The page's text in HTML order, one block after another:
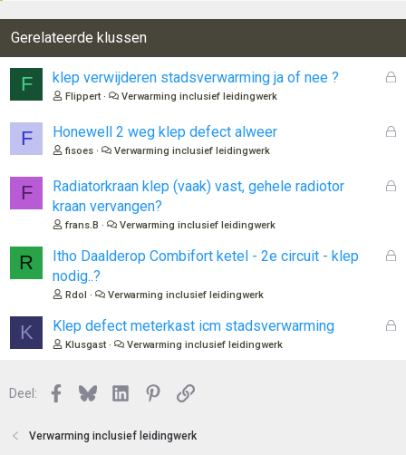
Gerelateerde klussen
F
G
n
klep verwijderen stadsverwarming ja of nee ?
Flippert Verwarming inclusief leidingwerk
F
G
Honewell 2 weg klep defect alweer
fisoes Verwarming inclusief leidingwerk
F
G
o
Radiatorkraan klep (vaak) vast, gehele radiotor
kraan vervangen?
frans.B Verwarming inclusief leidingwerk
R
G
o
Itho Daalderop Combifort ketel - 2e circuit - klep
nodig..?
Rdol Verwarming inclusief leidingwerk
K
G
Klep defect meterkast icm stadsverwarming
Klusgast Verwarming inclusief leidingwerk
Deel: Facebook
BlueskyLinkedInPinterest
Link
Verwarming inclusief leidingwerk